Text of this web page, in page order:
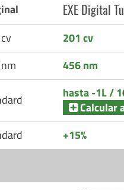
EXE Digital
201 cv
456 nm
hasta -1L /
Calcular
+15%